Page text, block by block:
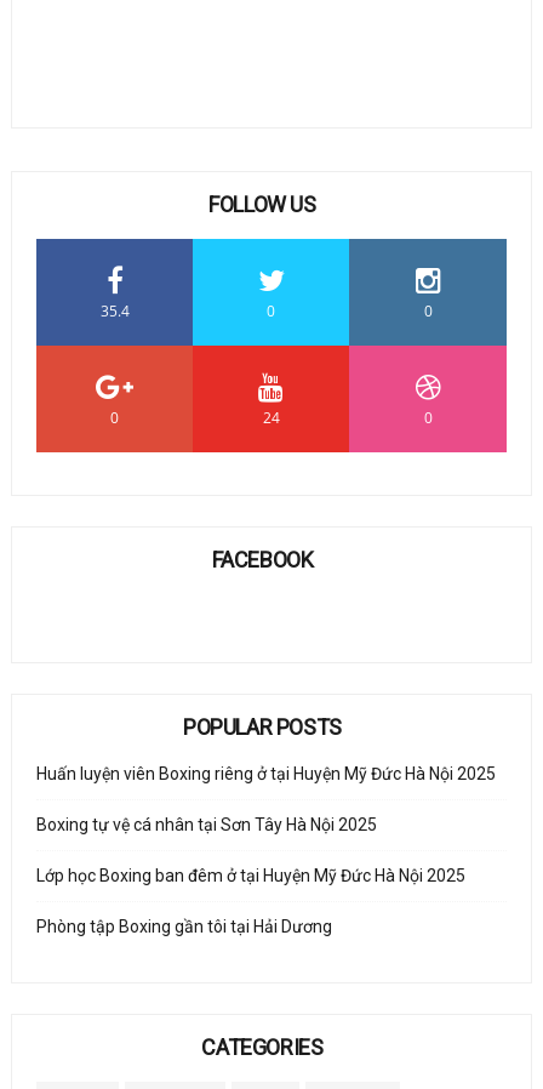
FOLLOW US
35.4 0 0
0 24 0
FACEBOOK
POPULAR POSTS
Huấn luyện viên Boxing riêng ở tại Huyện Mỹ Đức Hà Nội 2025
Boxing tự vệ cá nhân tại Sơn Tây Hà Nội 2025
Lớp học Boxing ban đêm ở tại Huyện Mỹ Đức Hà Nội 2025
Phòng tập Boxing gần tôi tại Hải Dương
CATEGORIES